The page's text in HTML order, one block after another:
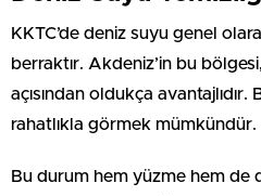
KKTC’de deniz suyu genel
berraktır. Akdeniz’in bu
açısından oldukça
rahatlıkla görmek mümkündür.
Bu durum hem yüzme hem de